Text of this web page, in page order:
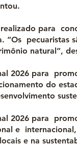
para
“Os pecuaristas
natural”,
2026 para
do
2026 para
e
e na